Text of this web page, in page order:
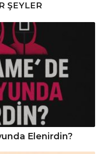
ŞEYLER
Elenirdin?